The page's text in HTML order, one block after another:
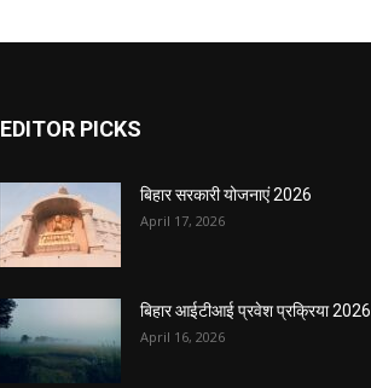
EDITOR PICKS
बिहार सरकारी योजनाएं 2026
April 17, 2026
बिहार आईटीआई प्रवेश प्रक्रिया 2026
April 16, 2026